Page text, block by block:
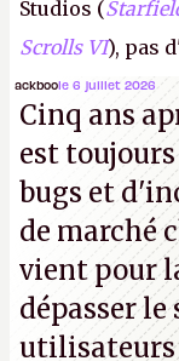
Studios (
Scrolls VI), pas
Microsoft, mais
de nombreux
ackboole 6 juillet 2026
Cinq ans
est
bugs et
de marché
vient pour
dépasser le
utilisateurs